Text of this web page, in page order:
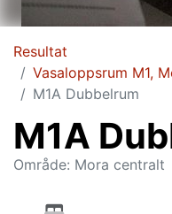
Resultat
Vasaloppsrum M1,
M1A Dubbelrum
M1A
Område: Mora centralt